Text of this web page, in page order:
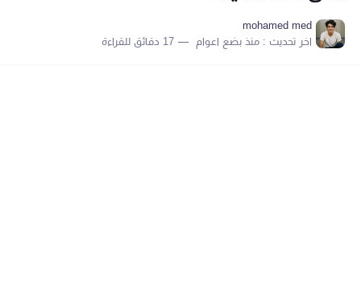
mohamed med
اخر تحديث : منذ بضع اعوام 17 دقائق للقراءة